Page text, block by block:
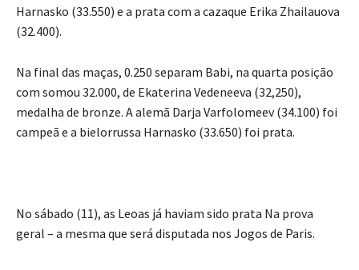
Harnasko (33.550) e a prata com a cazaque Erika Zhailauova
(32.400).
Na final das maças, 0.250 separam Babi, na quarta posição
com somou 32.000, de Ekaterina Vedeneeva (32,250),
medalha de bronze. A alemã Darja Varfolomeev (34.100) foi
campeã e a bielorrussa Harnasko (33.650) foi prata.
No sábado (11), as Leoas já haviam sido prata Na prova
geral – a mesma que será disputada nos Jogos de Paris.